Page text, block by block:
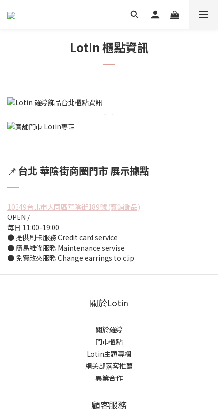
Lotin 櫃點資訊
📌 台北 華陰街商圈門市 展示據點
10349台北市大同區華陰街189號 (寶舖飾品)
OPEN /
每日 11:00-19:00
● 提供刷卡服務 Credit card service
● 簡易維修服務 Maintenance servise
● 免費改夾服務 Change earrings to clip
關於Lotin
關於羅婷
門市櫃點
Lotin主題專欄
網美部落客推薦
異業合作
顧客服務